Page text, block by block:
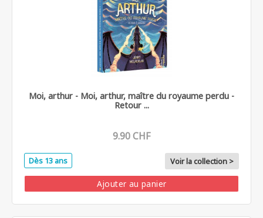
Moi, arthur - Moi, arthur, maître du royaume perdu -
Retour ...
9.90 CHF
Dès 13 ans Voir la collection >
Ajouter au panier